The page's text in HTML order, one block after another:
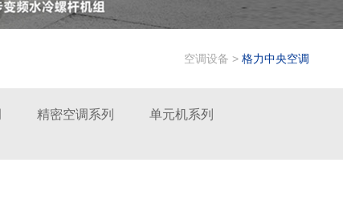
空调设备 > 格力中央空调
精密空调系列
单元机系列